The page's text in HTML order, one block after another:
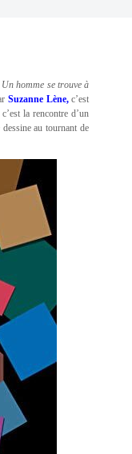
homme se trouve à
Suzanne Lène,c’est
la rencontre d’un
au tournant de